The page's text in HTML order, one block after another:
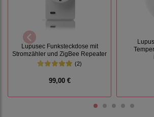
Lupusec Funksteckdose mit
Stromzähler und ZigBee Repeater
(2)
99,00 €